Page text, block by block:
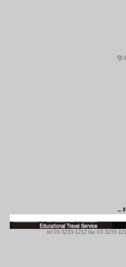
学
←
tel 03-3233-1212 fax 03-3233-